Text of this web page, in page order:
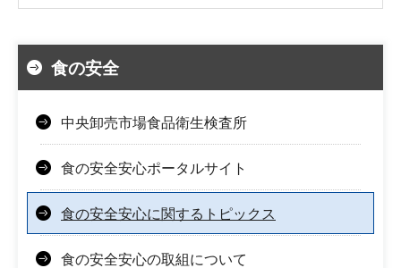
食の安全
中央卸売市場食品衛生検査所
食の安全安心ポータルサイト
食の安全安心に関するトピックス
食の安全安心の取組について